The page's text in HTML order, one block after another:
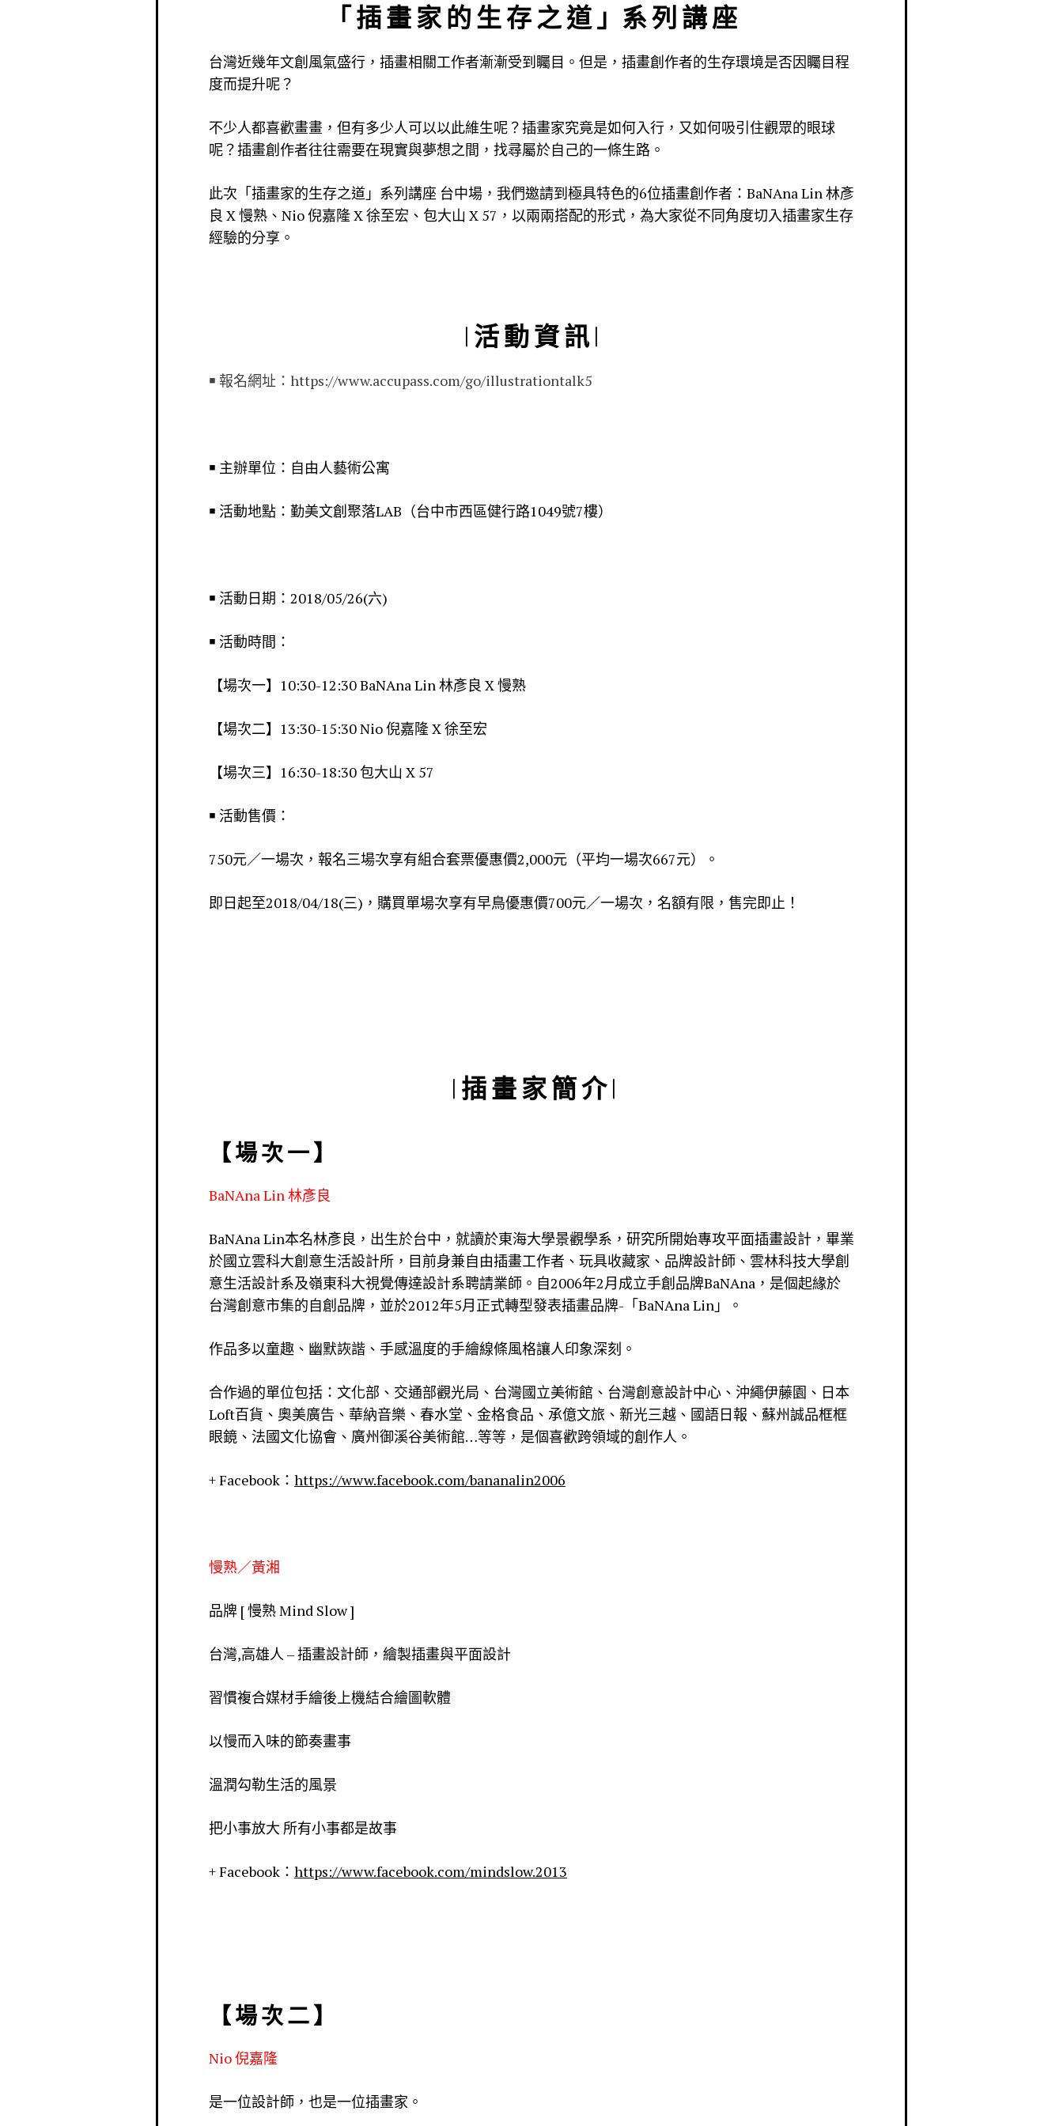
「 插 畫 家 的 生 存 之 道 」系 列 講 座
台灣近幾年文創風氣盛行，插畫相關工作者漸漸受到矚目。但是，插畫創作者的生存環境是否因矚目程
度而提升呢？
不少人都喜歡畫畫，但有多少人可以以此維生呢？插畫家究竟是如何入行，又如何吸引住觀眾的眼球
呢？插畫創作者往往需要在現實與夢想之間，找尋屬於自己的一條生路。
此次「插畫家的生存之道」系列講座 台中場，我們邀請到極具特色的6位插畫創作者：BaNAna Lin 林彥
良 X 慢熟、Nio 倪嘉隆 X 徐至宏、包大山 X 57，以兩兩搭配的形式，為大家從不同角度切入插畫家生存
經驗的分享。
| 活 動 資 訊 |
￭ 報名網址：https://www.accupass.com/go/illustrationtalk5
￭ 主辦單位：自由人藝術公寓
￭ 活動地點：勤美文創聚落LAB（台中市西區健行路1049號7樓）
￭ 活動日期：2018/05/26(六)
￭ 活動時間：
【場次一】10:30-12:30 BaNAna Lin 林彥良 X 慢熟
【場次二】13:30-15:30 Nio 倪嘉隆 X 徐至宏
【場次三】16:30-18:30 包大山 X 57
￭ 活動售價：
750元／一場次，報名三場次享有組合套票優惠價2,000元（平均一場次667元）。
即日起至2018/04/18(三)，購買單場次享有早鳥優惠價700元／一場次，名額有限，售完即止！
| 插 畫 家 簡 介 |
【 場 次 一 】
BaNAna Lin 林彥良
BaNAna Lin本名林彥良，出生於台中，就讀於東海大學景觀學系，研究所開始專攻平面插畫設計，畢業
於國立雲科大創意生活設計所，目前身兼自由插畫工作者、玩具收藏家、品牌設計師、雲林科技大學創
意生活設計系及嶺東科大視覺傳達設計系聘請業師。自2006年2月成立手創品牌BaNAna，是個起緣於
台灣創意市集的自創品牌，並於2012年5月正式轉型發表插畫品牌-「BaNAna Lin」。
作品多以童趣、幽默詼諧、手感溫度的手繪線條風格讓人印象深刻。
合作過的單位包括：文化部、交通部觀光局、台灣國立美術館、台灣創意設計中心、沖繩伊藤園、日本
Loft百貨、奧美廣告、華納音樂、春水堂、金格食品、承億文旅、新光三越、國語日報、蘇州誠品框框
眼鏡、法國文化協會、廣州御溪谷美術館…等等，是個喜歡跨領域的創作人。
+ Facebook： https://www.facebook.com/bananalin2006
慢熟／黃湘
品牌 [ 慢熟 Mind Slow ]
台灣,高雄人 – 插畫設計師，繪製插畫與平面設計
習慣複合媒材手繪後上機結合繪圖軟體
以慢而入味的節奏畫事
溫潤勾勒生活的風景
把小事放大 所有小事都是故事
+ Facebook： https://www.facebook.com/mindslow.2013
【 場 次 二 】
Nio 倪嘉隆
是一位設計師，也是一位插畫家。